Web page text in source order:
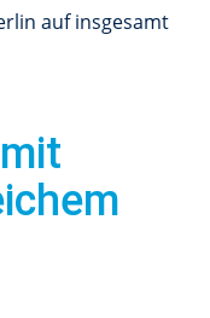
auf insgesamt